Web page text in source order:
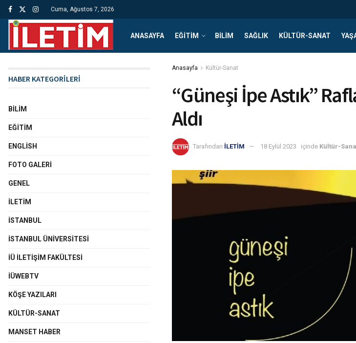
Cuma, Ağustos 7, 2026
ANASAYFA EĞITIM BILIM SAĞLIK KÜLTÜR-SANAT
Anasayfa Kültür-Sanat
“Güneşi İpe Astık”
Aldı
Tarafından İLETİM 18 Eylül 2023 içinde Kültür-
HABER KATEGORİLERİ
BILIM
EĞITIM
ENGLISH
FOTO GALERI
GENEL
İLETIM
İSTANBUL
İSTANBUL ÜNIVERSITESI
İÜ İLETIŞIM FAKÜLTESI
İÜWEBTV
KÖŞE YAZILARI
KÜLTÜR-SANAT
MANSET HABER